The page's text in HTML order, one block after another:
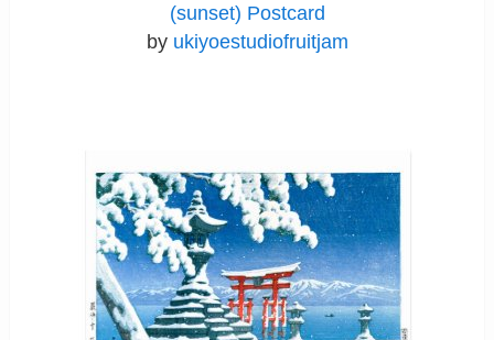
(sunset) Postcard
by ukiyoestudiofruitjam